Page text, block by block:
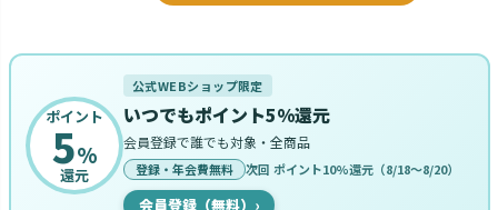
ポイント
5%
還元
公式WEBショップ限定
いつでもポイント5%還元
会員登録で誰でも対象・全商品
登録・年会費無料 次回 ポイント10%還元（8/18〜8/20）
会員登録（無料） ›